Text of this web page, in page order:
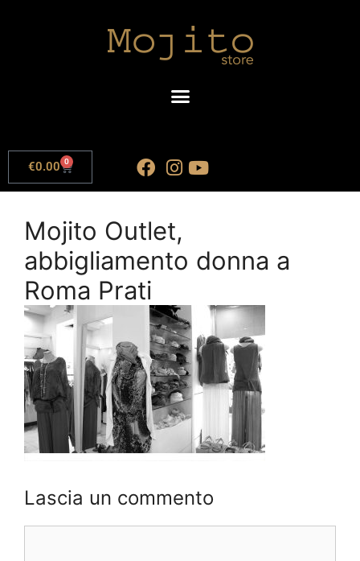
€0.00 0
Mojito Outlet,
abbigliamento donna a
Roma Prati
Lascia un commento